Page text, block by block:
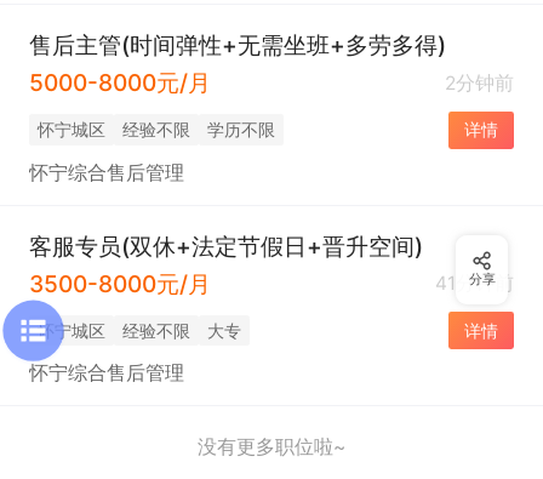
售后主管(时间弹性+无需坐班+多劳多得)
5000-8000元/月
2分钟前
怀宁城区 经验不限 学历不限 详情
怀宁综合售后管理
客服专员(双休+法定节假日+晋升空间)
3500-8000元/月
41分钟前
怀宁城区 经验不限 大专 详情
怀宁综合售后管理
没有更多职位啦~
分享